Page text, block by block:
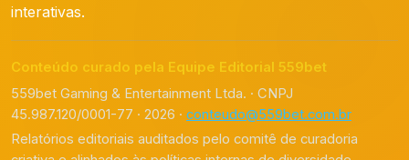
interativas.
Conteúdo curado pela Equipe Editorial 559bet
559bet Gaming & Entertainment Ltda. · CNPJ
45.987.120/0001-77 · 2026 · conteudo@559bet.com.br
Relatórios editoriais auditados pelo comitê de curadoria